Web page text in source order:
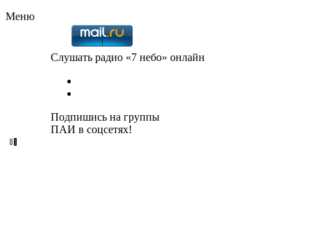
Меню
Слушать радио «7 небо» онлайн
Подпишись на группы
ПАИ в соцсетях!